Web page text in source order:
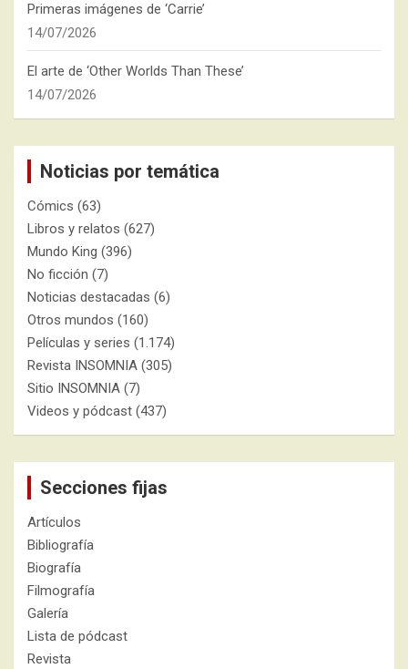
Primeras imágenes de ‘Carrie’
14/07/2026
El arte de ‘Other Worlds Than These’
14/07/2026
Noticias por temática
Cómics (63)
Libros y relatos (627)
Mundo King (396)
No ficción (7)
Noticias destacadas (6)
Otros mundos (160)
Películas y series (1.174)
Revista INSOMNIA (305)
Sitio INSOMNIA (7)
Videos y pódcast (437)
Secciones fijas
Artículos
Bibliografía
Biografía
Filmografía
Galería
Lista de pódcast
Revista